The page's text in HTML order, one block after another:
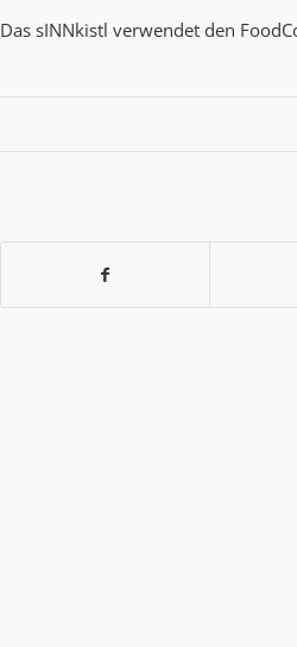
Das sINNkistl verwendet den